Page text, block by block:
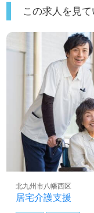
この求人を見
居宅介護支援
北九州市八幡西区